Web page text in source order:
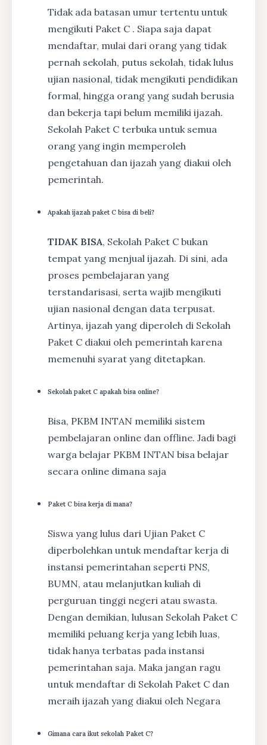
Tidak ada batasan umur tertentu untuk
mengikuti Paket C . Siapa saja dapat
mendaftar, mulai dari orang yang tidak
pernah sekolah, putus sekolah, tidak lulus
ujian nasional, tidak mengikuti pendidikan
formal, hingga orang yang sudah berusia
dan bekerja tapi belum memiliki ijazah.
Sekolah Paket C terbuka untuk semua
orang yang ingin memperoleh
pengetahuan dan ijazah yang diakui oleh
pemerintah.
Apakah ijazah paket C bisa di beli?
TIDAK BISA, Sekolah Paket C bukan
tempat yang menjual ijazah. Di sini, ada
proses pembelajaran yang
terstandarisasi, serta wajib mengikuti
ujian nasional dengan data terpusat.
Artinya, ijazah yang diperoleh di Sekolah
Paket C diakui oleh pemerintah karena
memenuhi syarat yang ditetapkan.
Sekolah paket C apakah bisa online?
Bisa, PKBM INTAN memiliki sistem
pembelajaran online dan offline. Jadi bagi
warga belajar PKBM INTAN bisa belajar
secara online dimana saja
Paket C bisa kerja di mana?
Siswa yang lulus dari Ujian Paket C
diperbolehkan untuk mendaftar kerja di
instansi pemerintahan seperti PNS,
BUMN, atau melanjutkan kuliah di
perguruan tinggi negeri atau swasta.
Dengan demikian, lulusan Sekolah Paket C
memiliki peluang kerja yang lebih luas,
tidak hanya terbatas pada instansi
pemerintahan saja. Maka jangan ragu
untuk mendaftar di Sekolah Paket C dan
meraih ijazah yang diakui oleh Negara
Gimana cara ikut sekolah Paket C?